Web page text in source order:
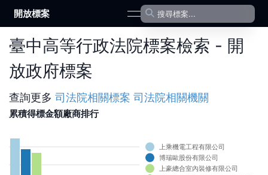
開放標案 open navigation menu
臺中高等行政法院標案檢索 - 開
放政府標案
查詢更多 司法院相關標案 司法院相關機關
累積得標金額廠商排行
上乘機電工程有限公司
博瑞歐股份有限公司
上豪總合室內裝修有限公司